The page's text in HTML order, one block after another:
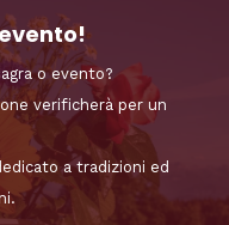
o evento?
verificherà per un
a tradizioni ed